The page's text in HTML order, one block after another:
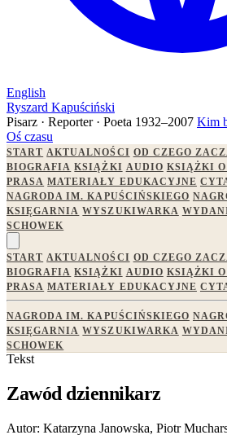
English
Ryszard Kapuściński
Pisarz · Reporter · Poeta 1932–2007 Kim
Oś czasu
START AKTUALNOŚCI OD CZEGO
BIOGRAFIA KSIĄŻKI AUDIO KSIĄŻKI O
PRASA MATERIAŁY EDUKACYJNE
NAGRODA IM. KAPUŚCIŃSKIEGO
KSIĘGARNIA WYSZUKIWARKA
SCHOWEK
START AKTUALNOŚCI OD CZEGO
BIOGRAFIA KSIĄŻKI AUDIO KSIĄŻKI O
PRASA MATERIAŁY EDUKACYJNE
NAGRODA IM. KAPUŚCIŃSKIEGO
KSIĘGARNIA WYSZUKIWARKA
SCHOWEK
Tekst
Zawód dziennikarz
Autor: Katarzyna Janowska, Piotr